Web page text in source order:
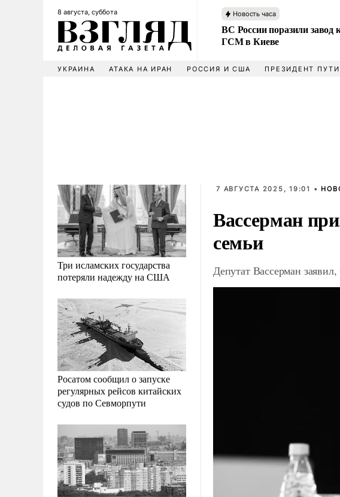
8 августа, суббота Новость часа
ВС России поразили
ГСМ в Киеве
УКРАИНА АТАКА НА ИРАН РОССИЯ И США ПРЕЗИДЕНТ
Три исламских государства
потеряли надежду на США
Росатом сообщил о запуске
регулярных рейсов китайских
судов по Севморпути
7 АВГУСТА 2025, 19:01 •
Вассерман
семьи
Депутат Вассерман